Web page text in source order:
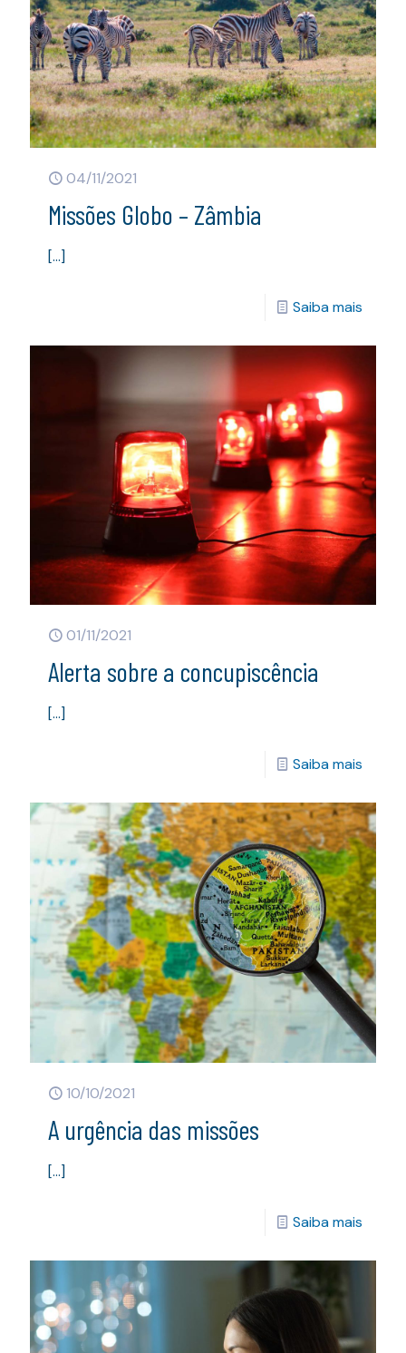
04/11/2021
Missões Globo – Zâmbia
[…]
Saiba mais
01/11/2021
Alerta sobre a concupiscência
[…]
Saiba mais
10/10/2021
A urgência das missões
[…]
Saiba mais